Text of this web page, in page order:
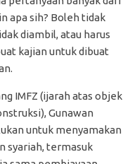
apa sih? Boleh tidak
diambil, atau harus
kajian untuk dibuat
IMFZ (ijarah atas objek
Gunawan
untuk menyamakan
syariah, termasuk